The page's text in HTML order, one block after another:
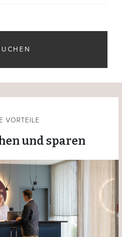
VORTEILE
und sparen